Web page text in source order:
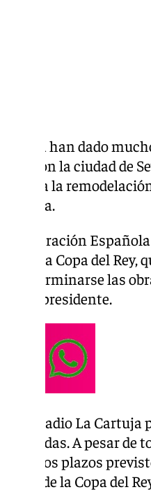
Cartuja han dado
la ciudad de
para la
agua.
Federación
de la Copa del Rey,
a terminarse las
el presidente.
el estadio La
A pesar
los plazos
final de la Copa del